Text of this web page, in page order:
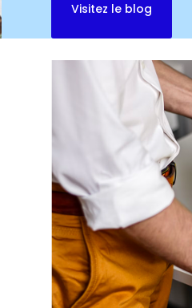
Visitez le blog